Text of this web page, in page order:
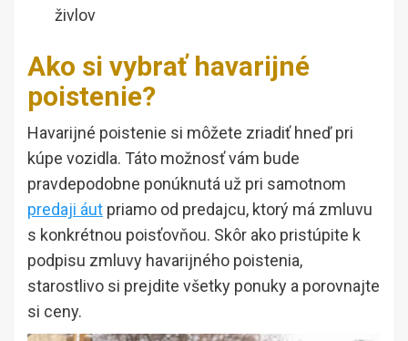
živlov
Ako si vybrať havarijné
poistenie?
Havarijné poistenie si môžete zriadiť hneď pri
kúpe vozidla. Táto možnosť vám bude
pravdepodobne ponúknutá už pri samotnom
predaji áut priamo od predajcu, ktorý má zmluvu
s konkrétnou poisťovňou. Skôr ako pristúpite k
podpisu zmluvy havarijného poistenia,
starostlivo si prejdite všetky ponuky a porovnajte
si ceny.